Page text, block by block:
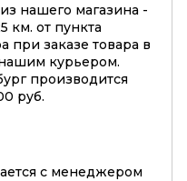
нашего магазина -
км. от пункта
при заказе товара в
нашим курьером.
производится
руб.
с менеджером